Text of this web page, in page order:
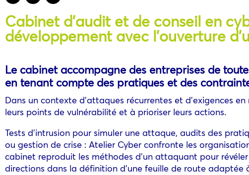
Cabinet d’audit et de conseil en
développement avec l’ouverture
Le cabinet accompagne des entreprises de
en tenant compte des pratiques et des
Dans un contexte d’attaques récurrentes et d’exigences
leurs points de vulnérabilité et à prioriser leurs actions.
Tests d’intrusion pour simuler une attaque, audits des
ou gestion de crise : Atelier Cyber confronte les
cabinet reproduit les méthodes d’un attaquant pour
directions dans la définition d’une feuille de route adaptée